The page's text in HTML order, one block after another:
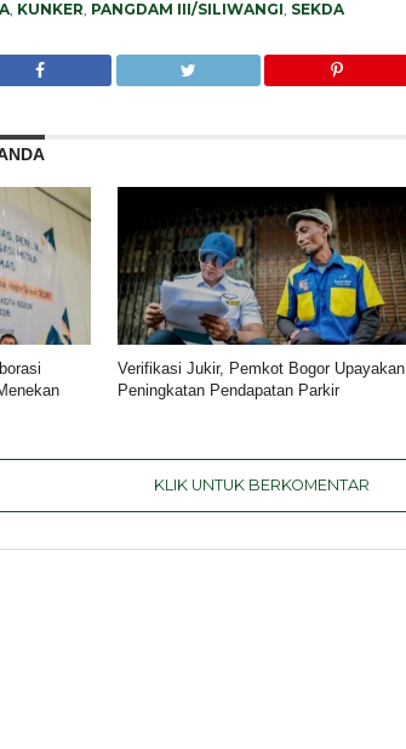
, KUNKER, PANGDAM III/SILIWANGI, SEKDA
Verifikasi Jukir, Pemkot Bogor Upayakan
Peningkatan Pendapatan Parkir
KLIK UNTUK BERKOMENTAR